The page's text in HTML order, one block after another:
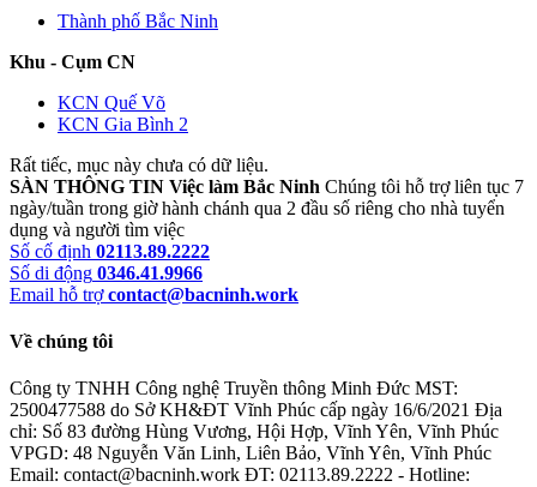
Thành phố Bắc Ninh
Khu - Cụm CN
KCN Quế Võ
KCN Gia Bình 2
Rất tiếc, mục này chưa có dữ liệu.
SÀN THÔNG TIN Việc làm Bắc Ninh Chúng tôi hỗ trợ liên tục 7
ngày/tuần trong giờ hành chánh qua 2 đầu số riêng cho nhà tuyển
dụng và người tìm việc
Số cố định 02113.89.2222
Số di động 0346.41.9966
Email hỗ trợ contact@bacninh.work
Về chúng tôi
Công ty TNHH Công nghệ Truyền thông Minh Đức MST:
2500477588 do Sở KH&ĐT Vĩnh Phúc cấp ngày 16/6/2021 Địa
chỉ: Số 83 đường Hùng Vương, Hội Hợp, Vĩnh Yên, Vĩnh Phúc
VPGD: 48 Nguyễn Văn Linh, Liên Bảo, Vĩnh Yên, Vĩnh Phúc
Email: contact@bacninh.work ĐT: 02113.89.2222 - Hotline: